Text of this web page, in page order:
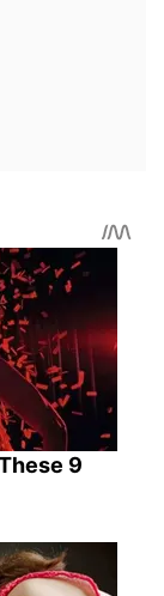
9